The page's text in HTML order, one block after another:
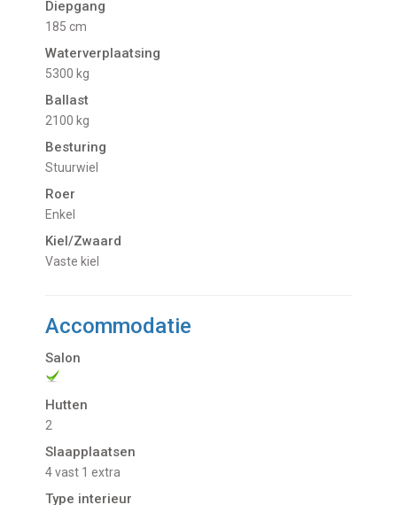
Diepgang
185 cm
Waterverplaatsing
5300 kg
Ballast
2100 kg
Besturing
Stuurwiel
Roer
Enkel
Kiel/Zwaard
vaste kiel
Accommodatie
Salon
Hutten
2
Slaapplaatsen
4 vast 1 extra
Type interieur